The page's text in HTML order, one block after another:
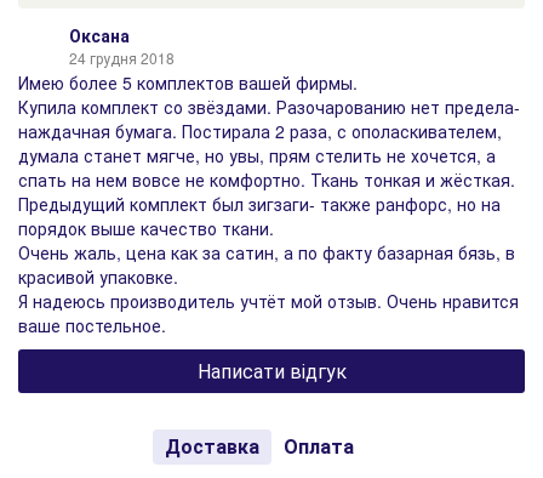
Оксана
24 грудня 2018
Имею более 5 комплектов вашей фирмы.
Купила комплект со звёздами. Разочарованию нет предела-
наждачная бумага. Постирала 2 раза, с ополаскивателем,
думала станет мягче, но увы, прям стелить не хочется, а
спать на нем вовсе не комфортно. Ткань тонкая и жёсткая.
Предыдущий комплект был зигзаги- также ранфорс, но на
порядок выше качество ткани.
Очень жаль, цена как за сатин, а по факту базарная бязь, в
красивой упаковке.
Я надеюсь производитель учтёт мой отзыв. Очень нравится
ваше постельное.
Написати відгук
Доставка Оплата